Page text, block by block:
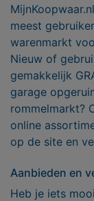
meest
warenmarkt
Nieuw of
gemakkelijk
garage
rommelmarkt?
online
op de site en
Aanbieden en
Heb je iets